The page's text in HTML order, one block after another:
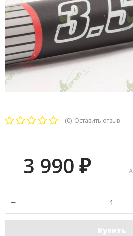
(0) Оставить отзыв
3 990₽
Купить